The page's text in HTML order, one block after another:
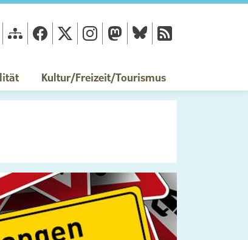
Kultur/Freizeit/Tourismus